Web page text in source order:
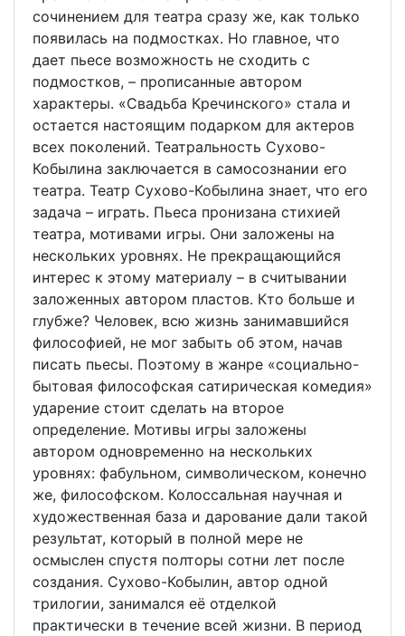
сочинением для театра сразу же, как только
появилась на подмостках. Но главное, что
дает пьесе возможность не сходить с
подмостков, – прописанные автором
характеры. «Свадьба Кречинского» стала и
остается настоящим подарком для актеров
всех поколений. Театральность Сухово-
Кобылина заключается в самосознании его
театра. Театр Сухово-Кобылина знает, что его
задача – играть. Пьеса пронизана стихией
театра, мотивами игры. Они заложены на
нескольких уровнях. Не прекращающийся
интерес к этому материалу – в считывании
заложенных автором пластов. Кто больше и
глубже? Человек, всю жизнь занимавшийся
философией, не мог забыть об этом, начав
писать пьесы. Поэтому в жанре «социально-
бытовая философская сатирическая комедия»
ударение стоит сделать на второе
определение. Мотивы игры заложены
автором одновременно на нескольких
уровнях: фабульном, символическом, конечно
же, философском. Колоссальная научная и
художественная база и дарование дали такой
результат, который в полной мере не
осмыслен спустя полторы сотни лет после
создания. Сухово-Кобылин, автор одной
трилогии, занимался её отделкой
практически в течение всей жизни. В период